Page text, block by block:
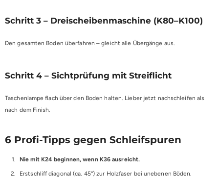
Schritt 3 – Dreischeibenmaschine (K80–K100)
Den gesamten Boden überfahren – gleicht alle Übergänge aus.
Schritt 4 – Sichtprüfung mit Streiflicht
Taschenlampe flach über den Boden halten. Lieber jetzt nachschleifen als
nach dem Finish.
6 Profi-Tipps gegen Schleifspuren
Nie mit K24 beginnen, wenn K36 ausreicht.
Erstschliff diagonal (ca. 45°) zur Holzfaser bei unebenen Böden.